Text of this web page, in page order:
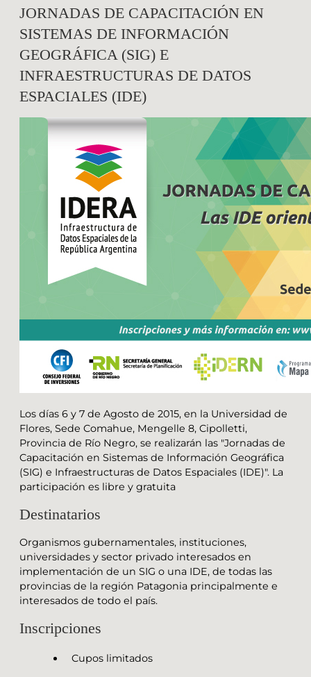
JORNADAS DE CAPACITACIÓN EN
SISTEMAS DE INFORMACIÓN
GEOGRÁFICA (SIG) E
INFRAESTRUCTURAS DE DATOS
ESPACIALES (IDE)
Los días 6 y 7 de Agosto de 2015, en la Universidad de
Flores, Sede Comahue, Mengelle 8, Cipolletti,
Provincia de Río Negro, se realizarán las "Jornadas de
Capacitación en Sistemas de Información Geográfica
(SIG) e Infraestructuras de Datos Espaciales (IDE)". La
participación es libre y gratuita
Destinatarios
Organismos gubernamentales, instituciones,
universidades y sector privado interesados en
implementación de un SIG o una IDE, de todas las
provincias de la región Patagonia principalmente e
interesados de todo el país.
Inscripciones
Cupos limitados